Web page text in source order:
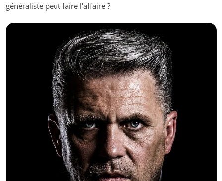
généraliste peut faire l'affaire ?